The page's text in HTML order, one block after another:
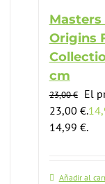
Origins
cm
23,00€
El
23,00 €.
14,99 €.
Añadir al